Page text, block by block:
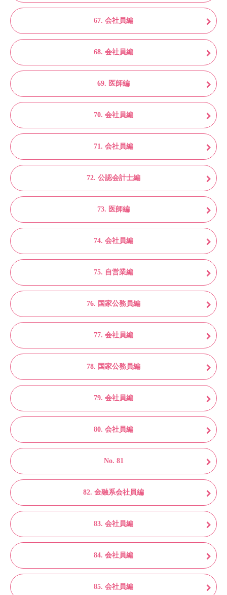
67. 会社員編
68. 会社員編
69. 医師編
70. 会社員編
71. 会社員編
72. 公認会計士編
73. 医師編
74. 会社員編
75. 自営業編
76. 国家公務員編
77. 会社員編
78. 国家公務員編
79. 会社員編
80. 会社員編
No. 81
82. 金融系会社員編
83. 会社員編
84. 会社員編
85. 会社員編